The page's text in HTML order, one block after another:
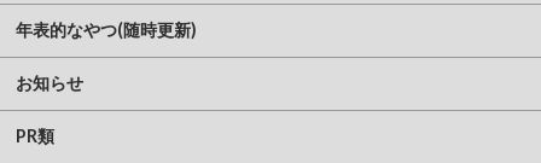
年表的なやつ(随時更新)
お知らせ
PR類